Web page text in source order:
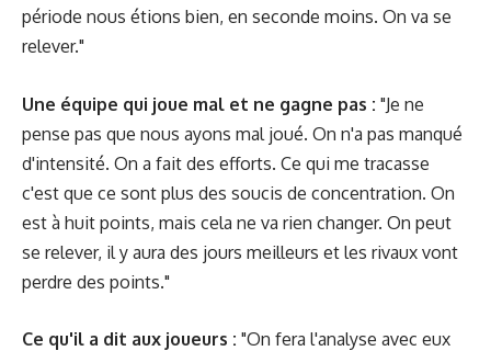
période nous étions bien, en seconde moins. On va se
relever."
Une équipe qui joue mal et ne gagne pas : "Je ne
pense pas que nous ayons mal joué. On n'a pas manqué
d'intensité. On a fait des efforts. Ce qui me tracasse
c'est que ce sont plus des soucis de concentration. On
est à huit points, mais cela ne va rien changer. On peut
se relever, il y aura des jours meilleurs et les rivaux vont
perdre des points."
Ce qu'il a dit aux joueurs : "On fera l'analyse avec eux